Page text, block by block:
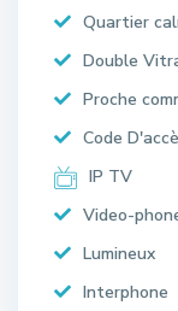
Quartier
Double
Proche
Code
IP TV
Video-
Lumineux
Interphone